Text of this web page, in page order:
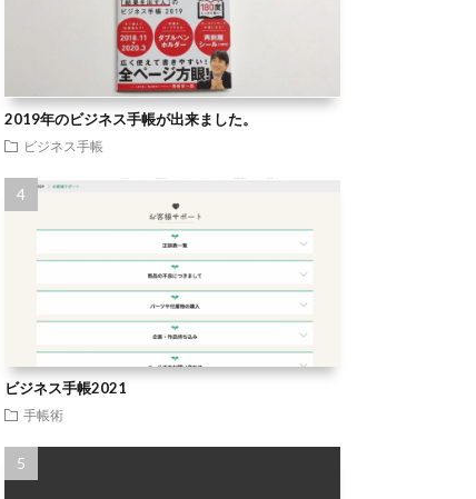
2019年のビジネス手帳が出来ました。
ビジネス手帳
ビジネス手帳2021
手帳術